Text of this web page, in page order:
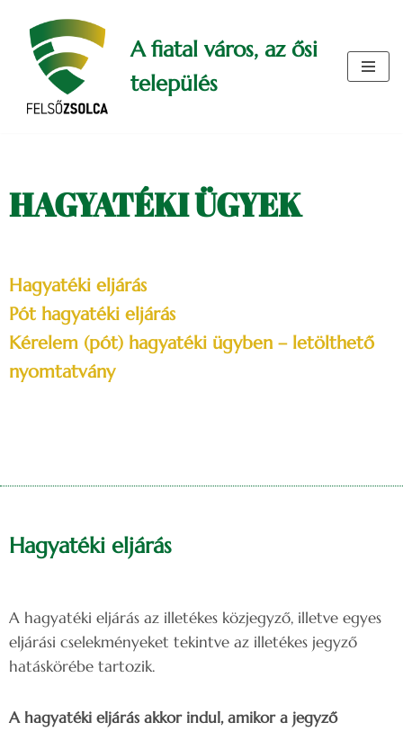
Skip
content
A fiatal város, az ősi
település
HAGYATÉKI ÜGYEK
Hagyatéki eljárás
Pót hagyatéki eljárás
Kérelem (pót) hagyatéki ügyben – letölthető
nyomtatvány
Hagyatéki eljárás
A hagyatéki eljárás az illetékes közjegyző, illetve egyes
eljárási cselekményeket tekintve az illetékes jegyző
hatáskörébe tartozik.
A hagyatéki eljárás akkor indul, amikor a jegyző